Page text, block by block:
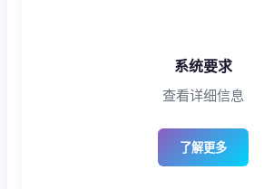
系统要求
查看详细信息
了解更多